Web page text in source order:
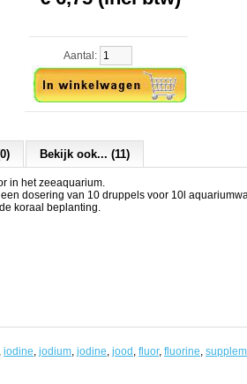
Aantal:
Bekijk ook... (11)
in het zeeaquarium.
dosering van 10 druppels voor 10l
koraal beplanting.
, iodine, jodium, jodine, jood , fluor, fluorine,